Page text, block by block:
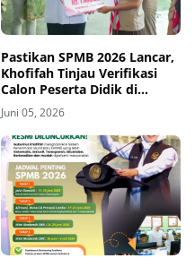
Pastikan SPMB 2026 Lancar,
Khofifah Tinjau Verifikasi
Calon Peserta Didik di
Madiun
Juni 05, 2026